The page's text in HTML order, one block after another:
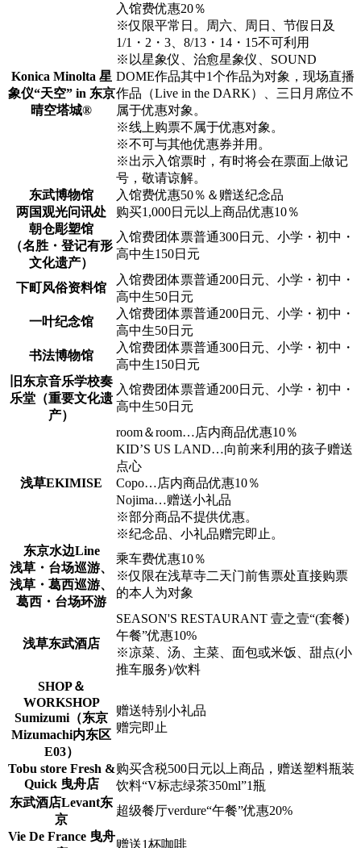
Konica Minolta 星
象仪“天空” in 东京
晴空塔城®
入馆费优惠20％
※仅限平常日。周六、周日、节假日及
1/1・2・3、8/13・14・15不可利用
※以星象仪、治愈星象仪、SOUND
DOME作品其中1个作品为对象，现场直播
作品（Live in the DARK）、三日月席位不
属于优惠对象。
※线上购票不属于优惠对象。
※不可与其他优惠券并用。
※出示入馆票时，有时将会在票面上做记
号，敬请谅解。
东武博物馆
入馆费优惠50％＆赠送纪念品
两国观光问讯处
购买1,000日元以上商品优惠10％
朝仓彫塑馆
（名胜・登记有形
文化遗产）
入馆费团体票普通300日元、小学・初中・
高中生150日元
下町风俗资料馆
入馆费团体票普通200日元、小学・初中・
高中生50日元
一叶纪念馆
入馆费团体票普通200日元、小学・初中・
高中生50日元
书法博物馆
入馆费团体票普通300日元、小学・初中・
高中生150日元
旧东京音乐学校奏
乐堂（重要文化遗
产）
入馆费团体票普通200日元、小学・初中・
高中生50日元
浅草EKIMISE
room＆room…店内商品优惠10％
KID’S US LAND…向前来利用的孩子赠送
点心
Copo…店内商品优惠10％
Nojima…赠送小礼品
※部分商品不提供优惠。
※纪念品、小礼品赠完即止。
东京水边Line
浅草・台场巡游、
浅草・葛西巡游、
葛西・台场环游
乘车费优惠10％
※仅限在浅草寺二天门前售票处直接购票
的本人为对象
浅草东武酒店
SEASON'S RESTAURANT 壹之壹“(套餐)
午餐”优惠10%
※凉菜、汤、主菜、面包或米饭、甜点(小
推车服务)/饮料
SHOP＆
WORKSHOP
Sumizumi（东京
Mizumachi内东区
E03）
赠送特别小礼品
赠完即止
Tobu store Fresh &
Quick 曳舟店
购买含税500日元以上商品，赠送塑料瓶装
饮料“V标志绿茶350ml”1瓶
东武酒店Levant东
京
超级餐厅verdure“午餐”优惠20%
Vie De France 曳舟
赠送1杯咖啡